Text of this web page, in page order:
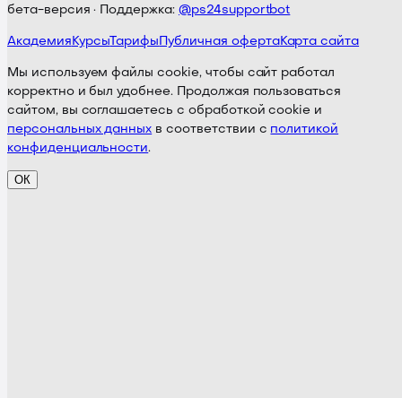
бета-версия · Поддержка: @ps24supportbot
Академия КурсыТарифы Публичная офертаКарта сайта
Мы используем файлы cookie, чтобы сайт работал
корректно и был удобнее. Продолжая пользоваться
сайтом, вы соглашаетесь с обработкой cookie и
персональных данных в соответствии с политикой
конфиденциальности.
ОК